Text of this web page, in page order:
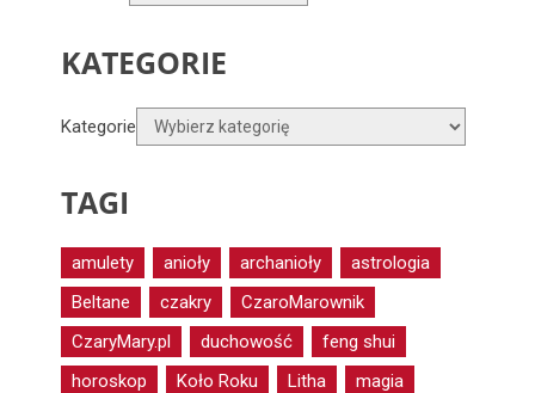
KATEGORIE
Kategorie
TAGI
amulety anioły archanioły
astrologia
Beltane
czakry
CzaroMarownik
CzaryMary.pl
duchowość
feng shui
horoskop
Koło Roku Litha
magia